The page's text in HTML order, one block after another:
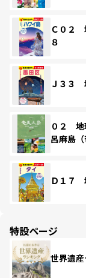
Ｃ０２
８
Ｊ３３
０２
呂麻島
Ｄ１７
特設ページ
世界遺